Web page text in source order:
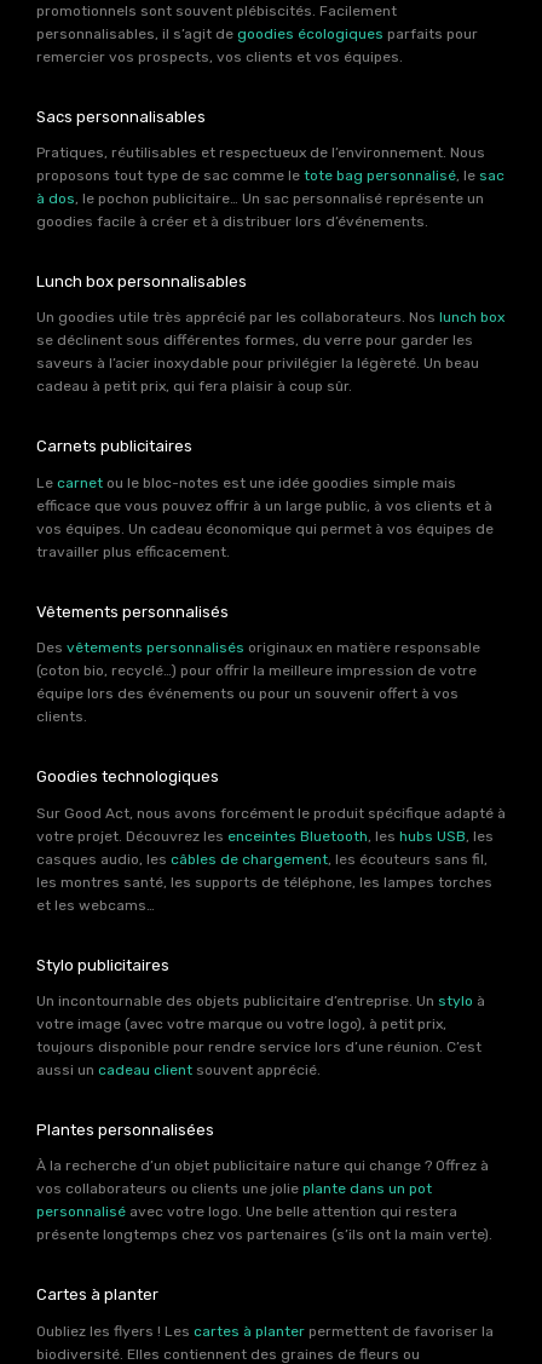
promotionnels sont souvent plébiscités. Facilement
personnalisables, il s’agit de goodies écologiques parfaits pour
remercier vos prospects, vos clients et vos équipes.
Sacs personnalisables
Pratiques, réutilisables et respectueux de l’environnement. Nous
proposons tout type de sac comme le tote bag personnalisé, le sac
à dos, le pochon publicitaire… Un sac personnalisé représente un
goodies facile à créer et à distribuer lors d’événements.
Lunch box personnalisables
Un goodies utile très apprécié par les collaborateurs. Nos lunch box
se déclinent sous différentes formes, du verre pour garder les
saveurs à l’acier inoxydable pour privilégier la légèreté. Un beau
cadeau à petit prix, qui fera plaisir à coup sûr.
Carnets publicitaires
Le carnet ou le bloc-notes est une idée goodies simple mais
efficace que vous pouvez offrir à un large public, à vos clients et à
vos équipes. Un cadeau économique qui permet à vos équipes de
travailler plus efficacement.
Vêtements personnalisés
Des vêtements personnalisés originaux en matière responsable
(coton bio, recyclé…) pour offrir la meilleure impression de votre
équipe lors des événements ou pour un souvenir offert à vos
clients.
Goodies technologiques
Sur Good Act, nous avons forcément le produit spécifique adapté à
votre projet. Découvrez les enceintes Bluetooth , les hubs USB , les
casques audio, les câbles de chargement , les écouteurs sans fil,
les montres santé, les supports de téléphone, les lampes torches
et les webcams…
Stylo publicitaires
Un incontournable des objets publicitaire d’entreprise. Un stylo à
votre image (avec votre marque ou votre logo), à petit prix,
toujours disponible pour rendre service lors d’une réunion. C’est
aussi un cadeau client souvent apprécié.
Plantes personnalisées
À la recherche d’un objet publicitaire nature qui change ? Offrez à
vos collaborateurs ou clients une jolie plante dans un pot
personnalisé avec votre logo. Une belle attention qui restera
présente longtemps chez vos partenaires (s’ils ont la main verte).
Cartes à planter
Oubliez les flyers ! Les cartes à planter permettent de favoriser la
biodiversité. Elles contiennent des graines de fleurs ou